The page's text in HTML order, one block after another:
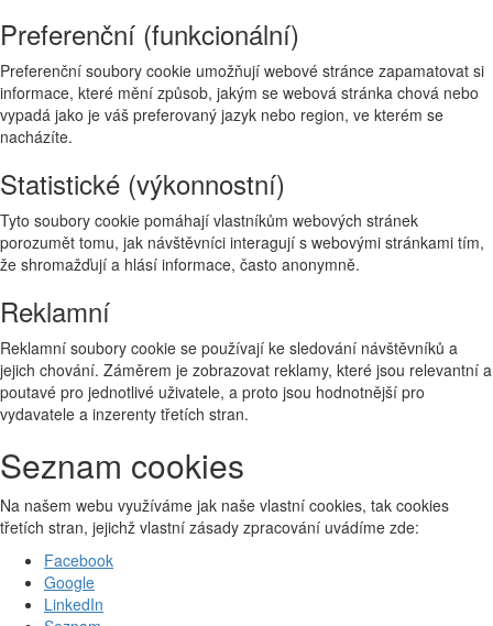
Preferenční (funkcionální)
Preferenční soubory cookie umožňují webové stránce zapamatovat si
informace, které mění způsob, jakým se webová stránka chová nebo
vypadá jako je váš preferovaný jazyk nebo region, ve kterém se
nacházíte.
Statistické (výkonnostní)
Tyto soubory cookie pomáhají vlastníkům webových stránek
porozumět tomu, jak návštěvníci interagují s webovými stránkami tím,
že shromažďují a hlásí informace, často anonymně.
Reklamní
Reklamní soubory cookie se používají ke sledování návštěvníků a
jejich chování. Záměrem je zobrazovat reklamy, které jsou relevantní a
poutavé pro jednotlivé uživatele, a proto jsou hodnotnější pro
vydavatele a inzerenty třetích stran.
Seznam cookies
Na našem webu využíváme jak naše vlastní cookies, tak cookies
třetích stran, jejichž vlastní zásady zpracování uvádíme zde:
Facebook
Google
LinkedIn